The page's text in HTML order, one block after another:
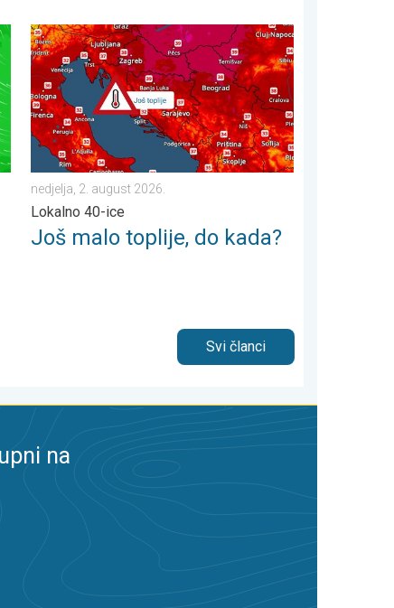
od klizišta. . . srijeda, 5. august 2026.
Još malo toplije, do kada?. Lokalno 40-ice. . . nedjelja, 2.
nedjelja, 2. august 2026.
Lokalno 40-ice
Još malo toplije, do kada?
Svi članci
na